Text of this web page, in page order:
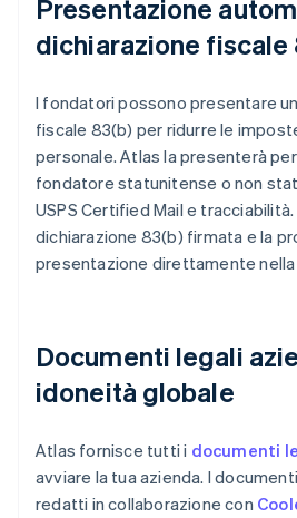
Presentazione
dichiarazione fiscale
I fondatori possono presentare
fiscale 83(b) per ridurre le
personale. Atlas la presenterà
fondatore statunitense o non
USPS Certified Mail e
dichiarazione 83(b) firmata e la
presentazione direttamente nella
Documenti legali
idoneità globale
Atlas fornisce tutti i documenti
avviare la tua azienda. I
redatti in collaborazione con